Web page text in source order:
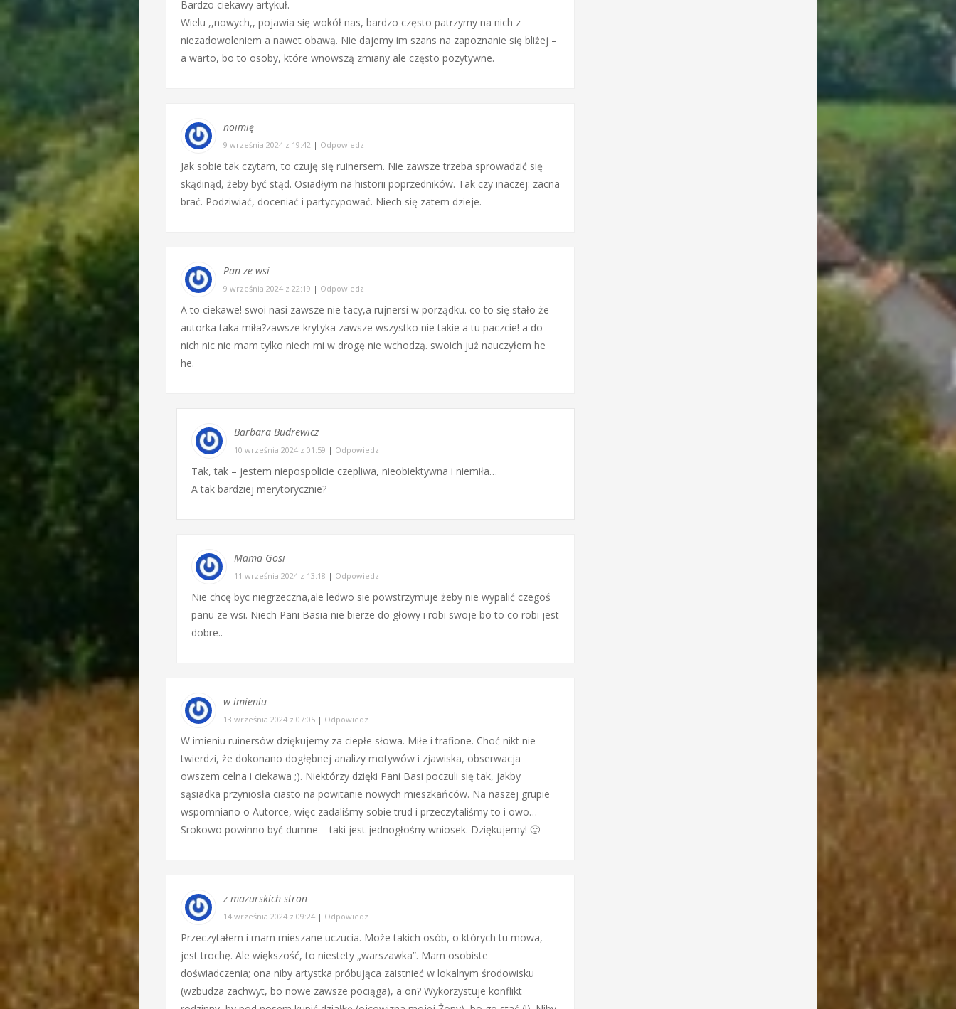
Bardzo ciekawy artykuł.
Wielu ,,nowych,, pojawia się wokół nas, bardzo często patrzymy na nich z
niezadowoleniem a nawet obawą. Nie dajemy im szans na zapoznanie się bliżej –
a warto, bo to osoby, które wnowszą zmiany ale często pozytywne.
noimię
9 września 2024 z 19:42 | Odpowiedz
Jak sobie tak czytam, to czuję się ruinersem. Nie zawsze trzeba sprowadzić się
skądinąd, żeby być stąd. Osiadłym na historii poprzedników. Tak czy inaczej: zacna
brać. Podziwiać, doceniać i partycypować. Niech się zatem dzieje.
Pan ze wsi
9 września 2024 z 22:19 | Odpowiedz
A to ciekawe! swoi nasi zawsze nie tacy,a rujnersi w porządku. co to się stało że
autorka taka miła?zawsze krytyka zawsze wszystko nie takie a tu paczcie! a do
nich nic nie mam tylko niech mi w drogę nie wchodzą. swoich już nauczyłem he
he.
Barbara Budrewicz
10 września 2024 z 01:59 | Odpowiedz
Tak, tak – jestem niepospolicie czepliwa, nieobiektywna i niemiła…
A tak bardziej merytorycznie?
Mama Gosi
11 września 2024 z 13:18 | Odpowiedz
Nie chcę byc niegrzeczna,ale ledwo sie powstrzymuje żeby nie wypalić czegoś
panu ze wsi. Niech Pani Basia nie bierze do głowy i robi swoje bo to co robi jest
dobre..
w imieniu
13 września 2024 z 07:05 | Odpowiedz
W imieniu ruinersów dziękujemy za ciepłe słowa. Miłe i trafione. Choć nikt nie
twierdzi, że dokonano dogłębnej analizy motywów i zjawiska, obserwacja
owszem celna i ciekawa ;). Niektórzy dzięki Pani Basi poczuli się tak, jakby
sąsiadka przyniosła ciasto na powitanie nowych mieszkańców. Na naszej grupie
wspomniano o Autorce, więc zadaliśmy sobie trud i przeczytaliśmy to i owo…
Srokowo powinno być dumne – taki jest jednogłośny wniosek. Dziękujemy! 🙂
z mazurskich stron
14 września 2024 z 09:24 | Odpowiedz
Przeczytałem i mam mieszane uczucia. Może takich osób, o których tu mowa,
jest trochę. Ale większość, to niestety „warszawka”. Mam osobiste
doświadczenia; ona niby artystka próbująca zaistnieć w lokalnym środowisku
(wzbudza zachwyt, bo nowe zawsze pociąga), a on? Wykorzystuje konflikt